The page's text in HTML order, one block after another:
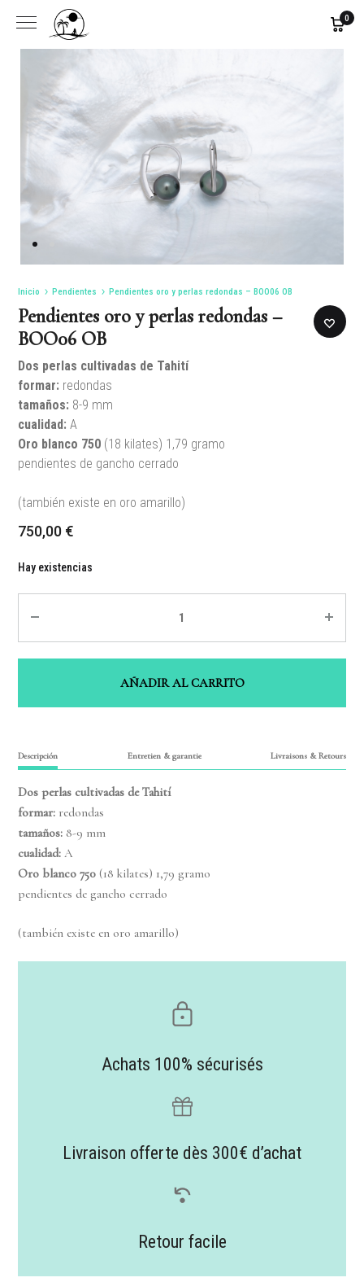
0
Inicio Pendientes Pendientes oro y perlas redondas – BOO06 OB
Pendientes oro y perlas redondas –
BOO06 OB
Dos perlas cultivadas de Tahití
formar: redondas
tamaños: 8-9 mm
cualidad: A
Oro blanco 750 (18 kilates) 1,79 gramo
pendientes de gancho cerrado
(también existe en oro amarillo)
750,00 €
Hay existencias
AÑADIR AL CARRITO
Descripción Entretien & garantie Livraisons & Retours
Dosperlas cultivadas de Tahití
formar: redondas
tamaños: 8-9 mm
cualidad: A
Oro blanco 750(18 kilates) 1,79 gramo
pendientes de gancho cerrado
(también existe en oro amarillo)
Achats 100% sécurisés
Livraison offerte dès 300€ d’achat
Retour facile